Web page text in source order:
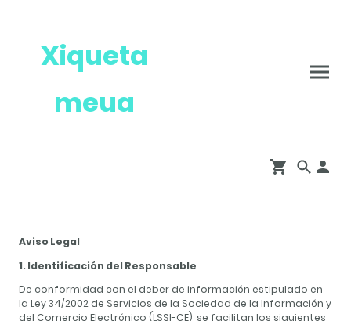
Xiqueta
meua
Aviso Legal
1. Identificación del Responsable
De conformidad con el deber de información estipulado en
la Ley 34/2002 de Servicios de la Sociedad de la Información y
del Comercio Electrónico (LSSI-CE), se facilitan los siguientes